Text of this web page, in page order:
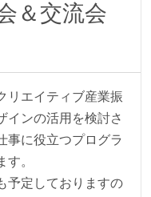
＆交流会
リエイティブ産業振
インの活用を検討さ
事に役立つプログラ
。
予定しておりますの